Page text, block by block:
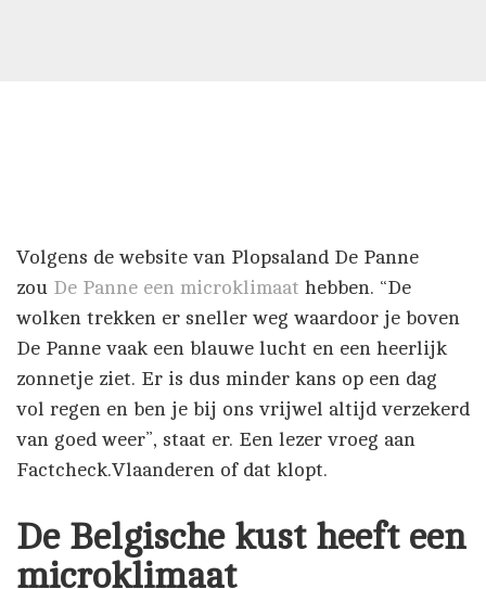
Volgens de website van Plopsaland De Panne
zou De Panne een microklimaat hebben. “De
wolken trekken er sneller weg waardoor je boven
De Panne vaak een blauwe lucht en een heerlijk
zonnetje ziet. Er is dus minder kans op een dag
vol regen en ben je bij ons vrijwel altijd verzekerd
van goed weer”, staat er. Een lezer vroeg aan
Factcheck.Vlaanderen of dat klopt.
De Belgische kust heeft een
microklimaat